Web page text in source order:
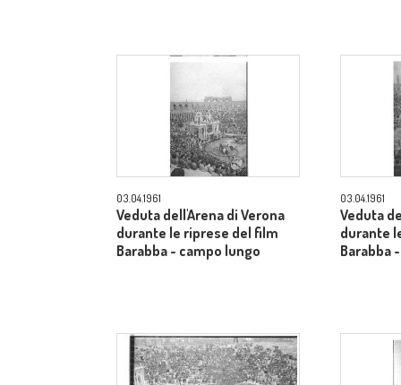
03.04.1961
Veduta dell'Arena di Verona
durante le riprese del film
Barabba - campo lungo
03.04.1961
Veduta
durante
Barabba